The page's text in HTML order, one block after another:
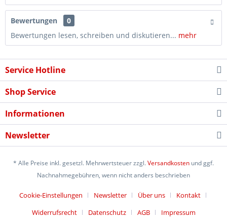
Bewertungen
0
Bewertungen lesen, schreiben und diskutieren... mehr
Service Hotline
Shop Service
Informationen
Newsletter
* Alle Preise inkl. gesetzl. Mehrwertsteuer zzgl.Versandkosten und ggf.
Nachnahmegebühren, wenn nicht anders beschrieben
Cookie-Einstellungen Newsletter Über uns
Kontakt
Widerrufsrecht
Datenschutz AGB
Impressum